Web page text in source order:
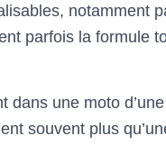
notamment
parfois la formule
dans une moto
souvent plus